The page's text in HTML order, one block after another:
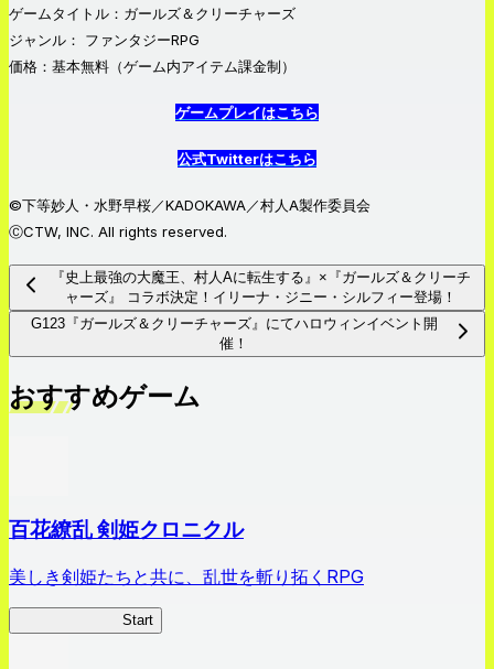
ゲームタイトル：ガールズ＆クリーチャーズ
ジャンル： ファンタジーRPG
価格：基本無料（ゲーム内アイテム課金制）
ゲームプレイはこちら
公式Twitterはこちら
©下等妙人・水野早桜／KADOKAWA／村人A製作委員会
ⒸCTW, INC. All rights reserved.
『史上最強の大魔王、村人Aに転生する』×『ガールズ＆クリーチ
ャーズ』 コラボ決定！イリーナ・ジニー・シルフィー登場！
G123『ガールズ＆クリーチャーズ』にてハロウィンイベント開
催！
おすすめゲーム
百花繚乱 剣姫クロニクル
美しき剣姫たちと共に、乱世を斬り拓くRPG
Start